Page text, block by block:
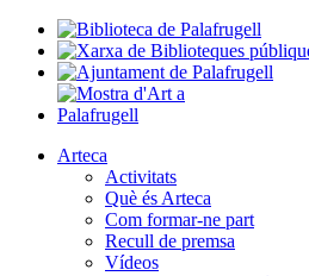
Arteca
Activitats
Què és Arteca
Com formar-ne part
Recull de premsa
Vídeos